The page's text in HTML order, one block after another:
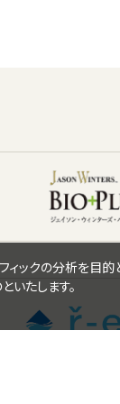
ックの分析を目的
いたします。